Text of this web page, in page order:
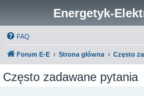
Energetyk-
FAQ
Forum E-E Strona główna Często
Często zadawane pytania